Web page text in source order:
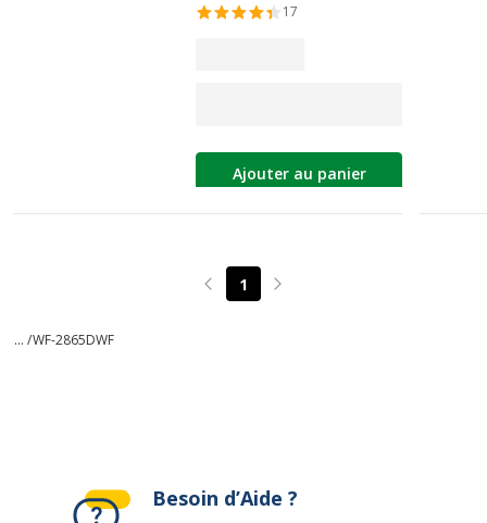
17
Ajouter au panier
Page précédente
1 Page suivante
... /WF-2865DWF
Besoin d’Aide ?